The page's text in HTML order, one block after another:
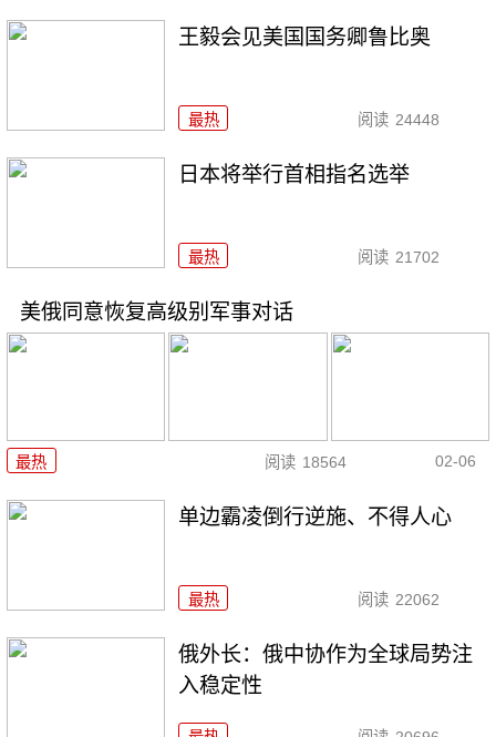
王毅会见美国国务卿鲁比奥
最热 阅读 24448
日本将举行首相指名选举
最热 阅读 21702
美俄同意恢复高级别军事对话
最热 阅读 18564 02-06
单边霸凌倒行逆施、不得人心
最热 阅读 22062
俄外长：俄中协作为全球局势注
入稳定性